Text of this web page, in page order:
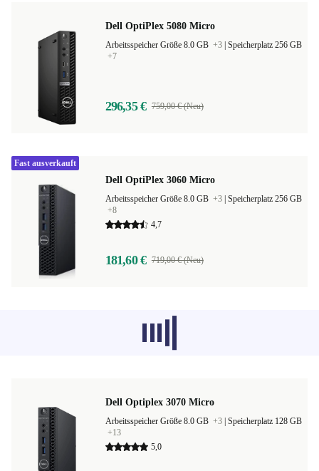
Dell OptiPlex 5080 Micro
Arbeitsspeicher Größe 8.0 GB +3 Speicherplatz 256 GB
+7
296,35 € 759,00 € (Neu)
Dell OptiPlex 3060 Micro
Arbeitsspeicher Größe 8.0 GB +3 Speicherplatz 256 GB
+8
4,7
181,60 € 719,00 € (Neu)
Fast ausverkauft
Empfohlene Produkte aus anderen
Kategorien laden gerade nicht, sorry.
Dell Optiplex 3070 Micro
Arbeitsspeicher Größe 8.0 GB +3 Speicherplatz 128 GB
+13
5,0